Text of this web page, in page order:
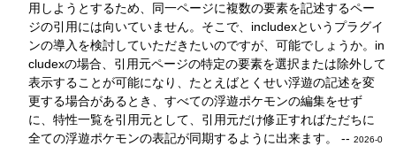
用しようとするため、同一ページに複数の要素を記述するペー
ジの引用には向いていません。そこで、includexというプラグイ
ンの導入を検討していただきたいのですが、可能でしょうか。in
cludexの場合、引用元ページの特定の要素を選択または除外して
表示することが可能になり、たとえばとくせい浮遊の記述を変
更する場合があるとき、すべての浮遊ポケモンの編集をせず
に、特性一覧を引用元として、引用元だけ修正すればただちに
全ての浮遊ポケモンの表記が同期するように出来ます。 --2026-0